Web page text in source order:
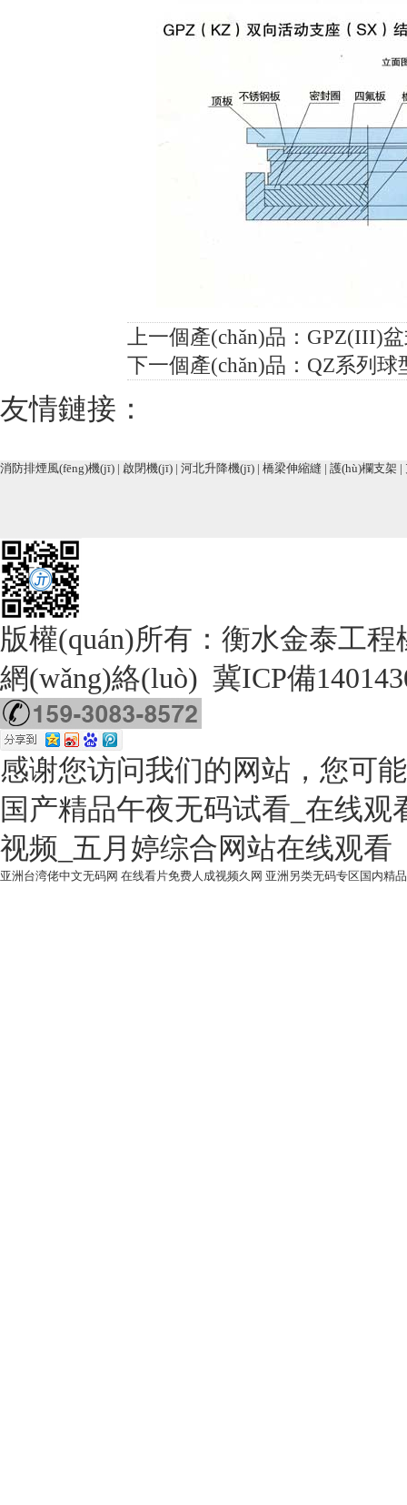
上一個產(chǎn)品： GPZ(III)
下一個產(chǎn)品： QZ系列球
友情鏈接：
消防排煙風(fēng)機(jī) | 啟閉機(jī) | 河北升降機(jī) | 橋梁伸縮縫 | 護(hù)欄支架 |
版權(quán)所有：衡水金泰工
網(wǎng)絡(luò) 冀ICP備
感谢您访问我们的网站，您可
国产精品午夜无码试看_在线
视频_五月婷综合网站在线观看
亚洲台湾佬中文无码网 在线看片免费人成视频久网 亚洲另类无码专区国内精品